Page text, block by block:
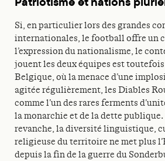
Si, en particulier lors des grandes
internationales, le football offre un
l’expression du nationalisme, le
jouent les deux équipes est
Belgique, où la menace d’une
agitée régulièrement, les Diables
comme l’un des rares ferments
la monarchie et de la dette publique.
revanche, la diversité linguistique,
religieuse du territoire ne met plus
depuis la fin de la guerre du